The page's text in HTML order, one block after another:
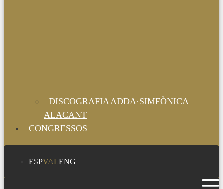
DISCOGRAFIA ADDA·SIMFÒNICA
ALACANT
CONGRESSOS
ESPVALENG